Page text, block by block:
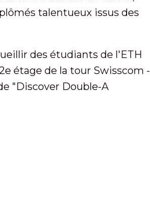
talentueux issus des
des étudiants de l'ETH
étage de la tour Swisscom -
"Discover Double-A